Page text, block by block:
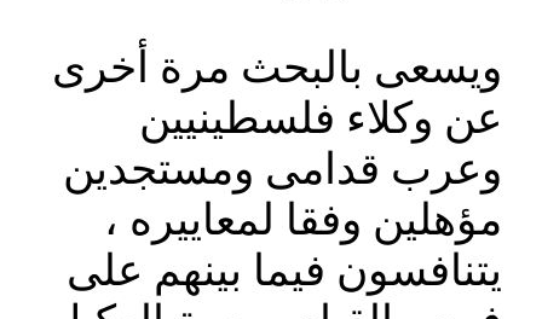
ويسعى بالبحث مرة أخرى
عن وكلاء فلسطينيين
وعرب قدامى ومستجدين
مؤهلين وفقا لمعاييره ،
يتنافسون فيما بينهم على